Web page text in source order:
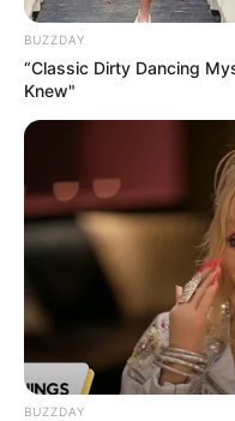
BUZZDAY
“Classic Dirty Dancing
Knew"
BUZZDAY